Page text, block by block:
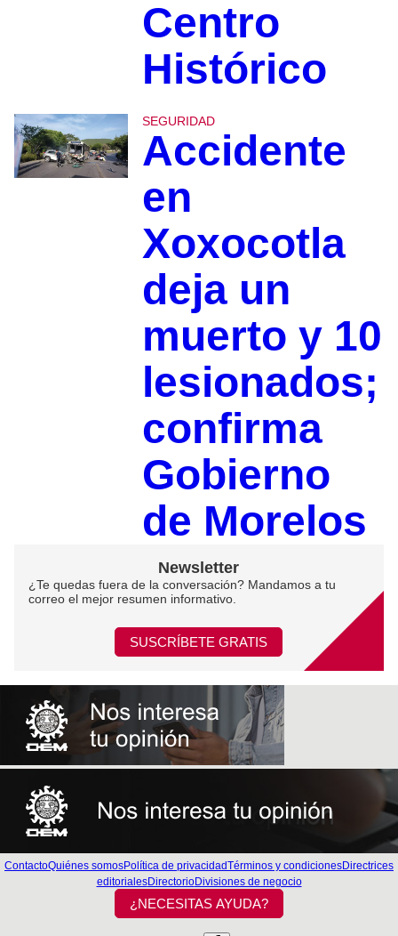
Centro
Histórico
SEGURIDAD
Accidente
en
Xoxocotla
deja un
muerto y 10
lesionados;
confirma
Gobierno
de Morelos
Newsletter
¿Te quedas fuera de la conversación? Mandamos a tu
correo el mejor resumen informativo.
SUSCRÍBETE GRATIS
ContactoQuiénes somosPolítica de privacidadTérminos y condicionesDirectrices
editorialesDirectorioDivisiones de negocio
¿NECESITAS AYUDA?